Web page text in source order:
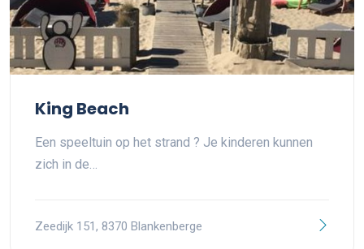
King Beach
Een speeltuin op het strand ? Je kinderen kunnen
zich in de…
Zeedijk 151, 8370 Blankenberge